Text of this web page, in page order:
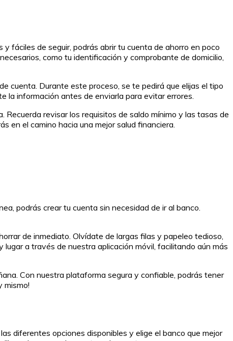
fáciles de seguir, podrás abrir tu cuenta de ahorro en poco
como tu identificación y comprobante de domicilio,
cuenta. Durante este proceso, se te pedirá que elijas el tipo
la información antes de enviarla para evitar errores.
revisar los requisitos de saldo mínimo y las tasas de
en el camino hacia una mejor salud financiera.
podrás crear tu cuenta sin necesidad de ir al banco.
de inmediato. Olvídate de largas filas y papeleo tedioso,
a través de nuestra aplicación móvil, facilitando aún más
Con nuestra plataforma segura y confiable, podrás tener
mismo!
diferentes opciones disponibles y elige el banco que mejor